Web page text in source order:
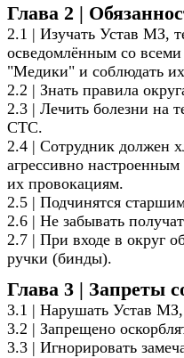
Глава 2 |
2.1 | Изучать Устав МЗ,
осведомлённым со всеми
"Медики" и соблюдать
2.2 | Знать правила
2.3 | Лечить болезни на
СТС.
2.4 | Сотрудник должен
агрессивно
их провокациям.
2.5 | Подчинятся
2.6 | Не забывать
2.7 | При входе в округ
ручки (бинды).
Глава 3 | Запреты
3.1 | Нарушать Устав
3.2 | Запрещено
3.3 | Игнорировать